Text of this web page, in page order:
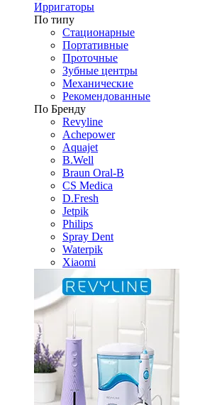
Ирригаторы
По типу
Стационарные
Портативные
Проточные
Зубные центры
Механические
Рекомендованные
По Бренду
Revyline
Achepower
Aquajet
B.Well
Braun Oral-B
CS Medica
D.Fresh
Jetpik
Philips
Spray Dent
Waterpik
Xiaomi